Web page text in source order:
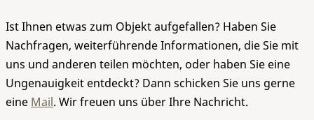
Ist Ihnen etwas zum Objekt aufgefallen? Haben Sie
Nachfragen, weiterführende Informationen, die Sie mit
uns und anderen teilen möchten, oder haben Sie eine
Ungenauigkeit entdeckt? Dann schicken Sie uns gerne
eine Mail. Wir freuen uns über Ihre Nachricht.